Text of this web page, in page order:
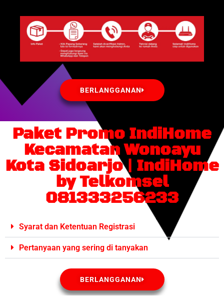
BERLANGGANAN
Paket Promo IndiHome
Kecamatan Wonoayu
Kota Sidoarjo | IndiHome
by Telkomsel
081333256233
Syarat dan Ketentuan Registrasi
Pertanyaan yang sering di tanyakan
BERLANGGANAN